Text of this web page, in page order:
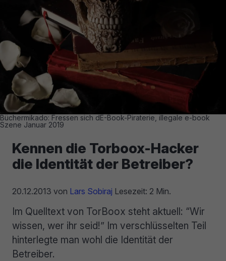
Büchermikado: Fressen sich dE-Book-Piraterie, illegale e-book
Szene Januar 2019
Kennen die Torboox-Hacker
die Identität der Betreiber?
20.12.2013 von Lars Sobiraj Lesezeit: 2 Min.
Im Quelltext von TorBoox steht aktuell: “Wir
wissen, wer ihr seid!” Im verschlüsselten Teil
hinterlegte man wohl die Identität der
Betreiber.